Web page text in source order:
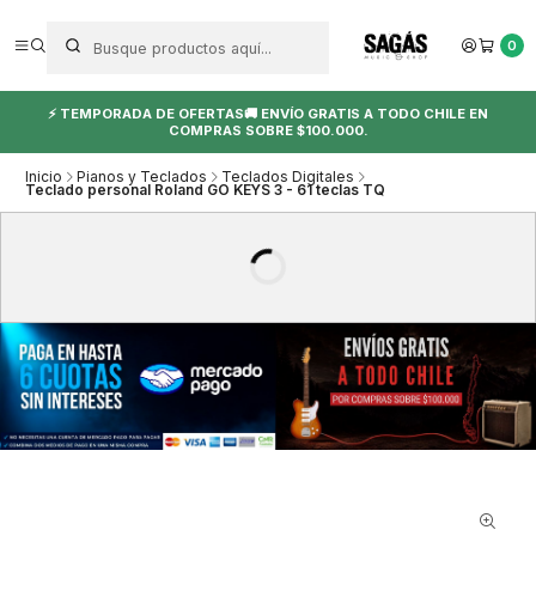
0
⚡ TEMPORADA DE OFERTAS🚚 ENVÍO GRATIS A TODO CHILE EN
COMPRAS SOBRE $100.000.
Inicio Pianos y Teclados Teclados Digitales
Teclado personal Roland GO KEYS 3 - 61 teclas TQ